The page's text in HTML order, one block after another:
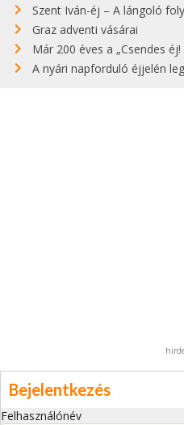
Szent Iván-éj – A lángoló
Graz adventi vásárai
Már 200 éves a „Csendes
A nyári napforduló éjjelén legendás
Bejelentkezés
Felhasználónév